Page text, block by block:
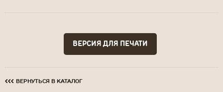
‹‹‹ ВЕРНУТЬСЯ В КАТАЛОГ